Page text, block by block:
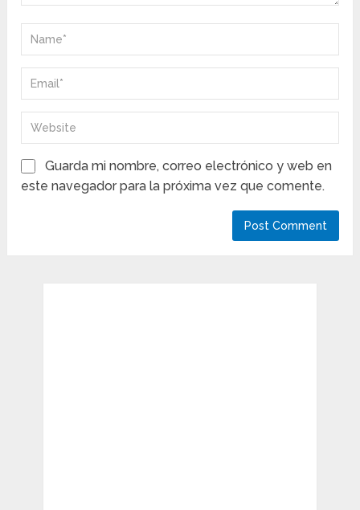
Guarda mi nombre, correo electrónico y web en
este navegador para la próxima vez que comente.